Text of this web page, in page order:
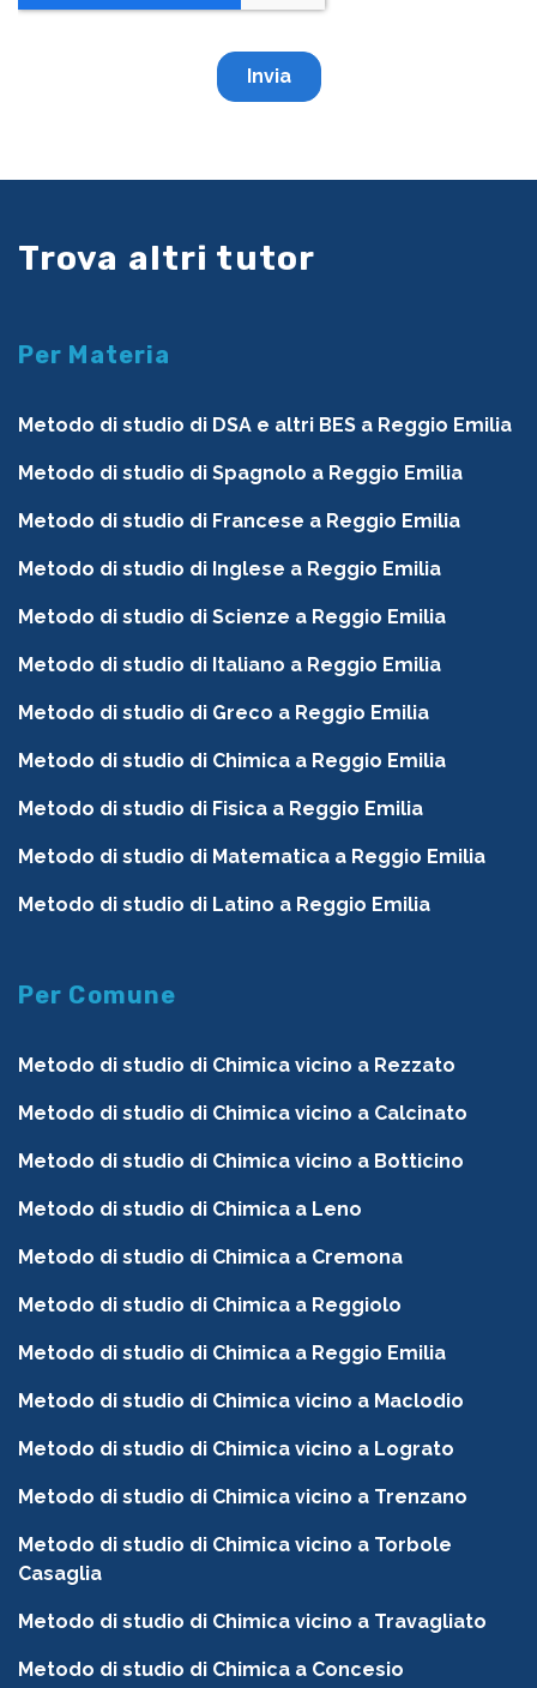
Trova altri tutor
Per Materia
Metodo di studio di DSA e altri BES a Reggio Emilia
Metodo di studio di Spagnolo a Reggio Emilia
Metodo di studio di Francese a Reggio Emilia
Metodo di studio di Inglese a Reggio Emilia
Metodo di studio di Scienze a Reggio Emilia
Metodo di studio di Italiano a Reggio Emilia
Metodo di studio di Greco a Reggio Emilia
Metodo di studio di Chimica a Reggio Emilia
Metodo di studio di Fisica a Reggio Emilia
Metodo di studio di Matematica a Reggio Emilia
Metodo di studio di Latino a Reggio Emilia
Per Comune
Metodo di studio di Chimica vicino a Rezzato
Metodo di studio di Chimica vicino a Calcinato
Metodo di studio di Chimica vicino a Botticino
Metodo di studio di Chimica a Leno
Metodo di studio di Chimica a Cremona
Metodo di studio di Chimica a Reggiolo
Metodo di studio di Chimica a Reggio Emilia
Metodo di studio di Chimica vicino a Maclodio
Metodo di studio di Chimica vicino a Lograto
Metodo di studio di Chimica vicino a Trenzano
Metodo di studio di Chimica vicino a Torbole
Casaglia
Metodo di studio di Chimica vicino a Travagliato
Metodo di studio di Chimica a Concesio